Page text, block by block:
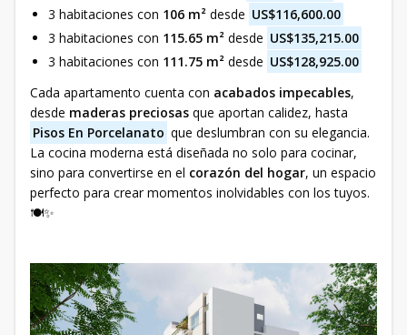
3 habitaciones con 106 m² desde US$116,600.00
3 habitaciones con 115.65 m² desde US$135,215.00
3 habitaciones con 111.75 m² desde US$128,925.00
Cada apartamento cuenta con acabados impecables,
desde maderas preciosas que aportan calidez, hasta
Pisos En Porcelanato que deslumbran con su elegancia.
La cocina moderna está diseñada no solo para cocinar,
sino para convertirse en el corazón del hogar, un espacio
perfecto para crear momentos inolvidables con los tuyos.
🍽️✨